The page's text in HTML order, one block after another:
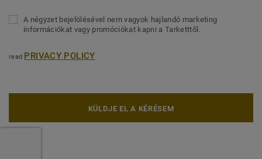
A négyzet bejelölésével nem vagyok hajlandó marketing
információkat vagy promóciókat kapni a Tarketttől.
read PRIVACY POLICY
KÜLDJE EL A KÉRÉSEM